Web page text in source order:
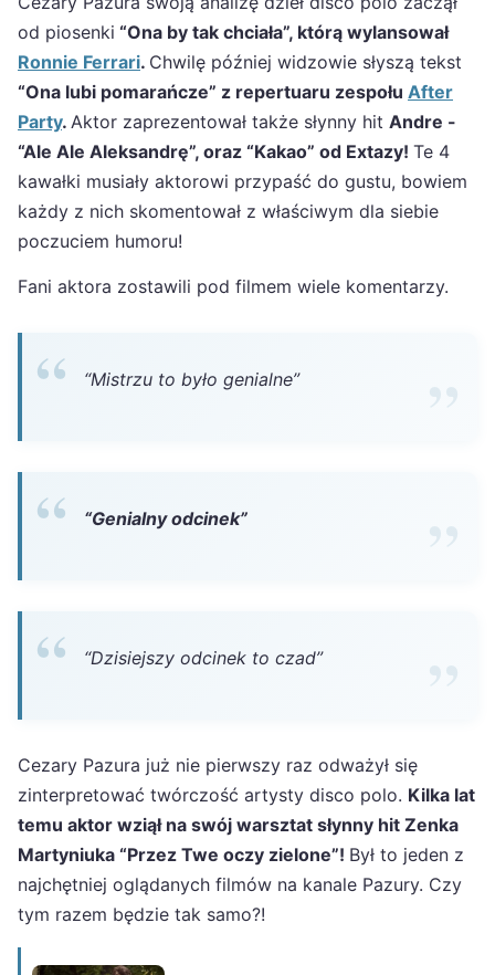
od piosenki “Ona by tak chciała”, którą wylansował
Ronnie Ferrari. Chwilę później widzowie słyszą tekst
“Ona lubi pomarańcze” z repertuaru zespołu After
Party. Aktor zaprezentował także słynny hit Andre -
“Ale Ale Aleksandrę”, oraz “Kakao” od Extazy! Te 4
kawałki musiały aktorowi przypaść do gustu, bowiem
każdy z nich skomentował z właściwym dla siebie
poczuciem humoru!
Fani aktora zostawili pod filmem wiele komentarzy.
“Mistrzu to było genialne”
“Genialny odcinek”
“Dzisiejszy odcinek to czad”
Cezary Pazura już nie pierwszy raz odważył się
zinterpretować twórczość artysty disco polo. Kilka lat
temu aktor wziął na swój warsztat słynny hit Zenka
Martyniuka “Przez Twe oczy zielone”! Był to jeden z
najchętniej oglądanych filmów na kanale Pazury. Czy
tym razem będzie tak samo?!